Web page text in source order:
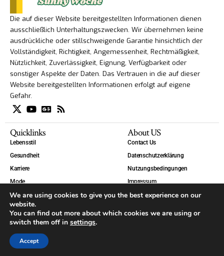
Die auf dieser Website bereitgestellten Informationen dienen
ausschließlich Unterhaltungszwecken. Wir übernehmen keine
ausdrückliche oder stillschweigende Garantie hinsichtlich der
Vollständigkeit, Richtigkeit, Angemessenheit, Rechtmäßigkeit,
Nützlichkeit, Zuverlässigkeit, Eignung, Verfügbarkeit oder
sonstiger Aspekte der Daten. Das Vertrauen in die auf dieser
Website bereitgestellten Informationen erfolgt auf eigene
Gefahr.
Quicklinks
Lebensstil
Gesundheit
Karriere
Mode
Technik
Welt
Blog
About US
Contact Us
Datenschutzerklärung
Nutzungsbedingungen
Impressum
We are using cookies to give you the best experience on our
website.
You can find out more about which cookies we are using or
switch them off in settings.
Accept